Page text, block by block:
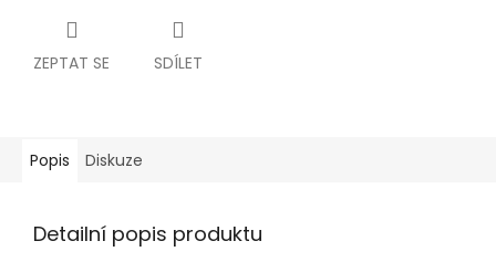
ZEPTAT SE SDÍLET
Popis Diskuze
Detailní popis produktu